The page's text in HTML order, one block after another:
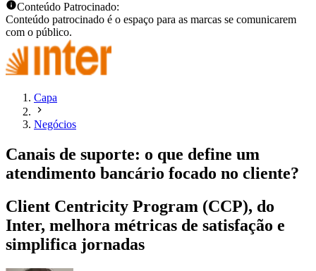
Conteúdo Patrocinado:
Conteúdo patrocinado é o espaço para as marcas se comunicarem
com o público.
Capa
Negócios
Canais de suporte: o que define um
atendimento bancário focado no cliente?
Client Centricity Program (CCP), do
Inter, melhora métricas de satisfação e
simplifica jornadas